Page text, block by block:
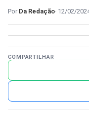
Da Redação 12/02/
COMPARTILHAR